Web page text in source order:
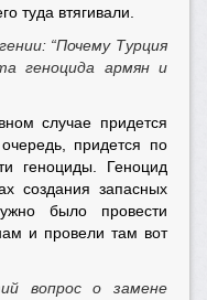
туда втягивали.
“Почему Турция
геноцида армян и
случае придется
придется по
геноциды. Геноцид
создания запасных
было провести
и провели там вот
вопрос о замене